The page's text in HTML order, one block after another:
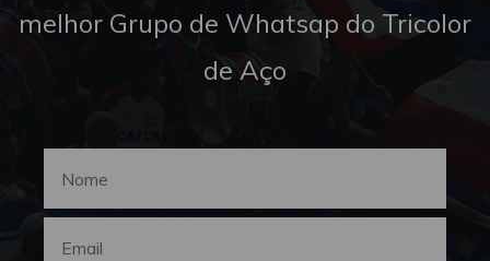
melhor Grupo de Whatsap do Tricolor
de Aço